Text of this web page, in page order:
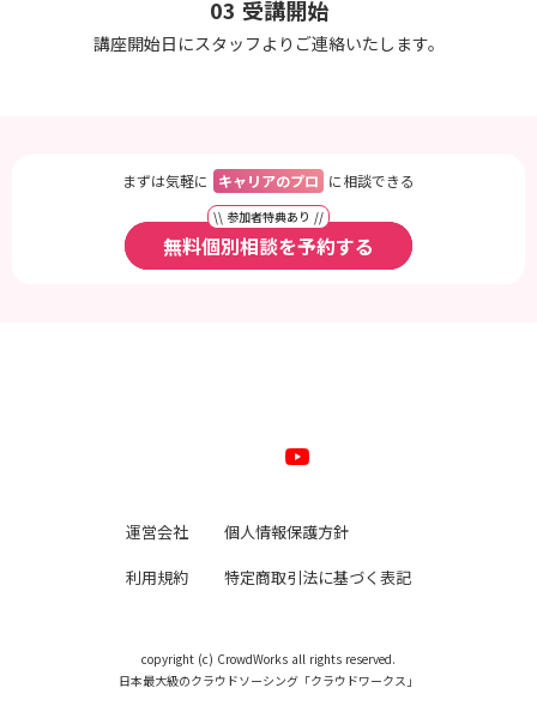
03 受講開始
講座開始日にスタッフよりご連絡いたします。
まずは気軽に キャリアのプロ に相談できる
\\ 参加者特典あり //
無料個別相談を予約する
運営会社
利用規約
個人情報保護方針
特定商取引法に基づく表記
copyright (c) CrowdWorks all rights reserved.
日本最大級のクラウドソーシング「クラウドワークス」